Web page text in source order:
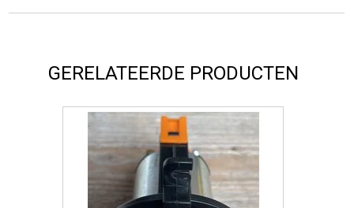
GERELATEERDE PRODUCTEN